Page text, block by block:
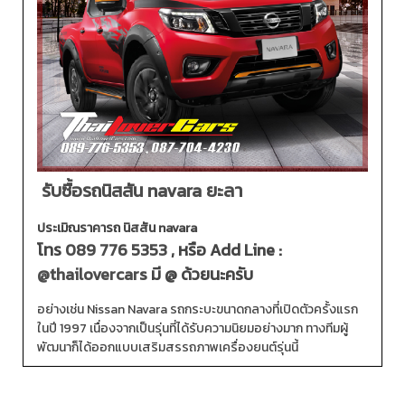
รับซื้อรถนิสสัน navara ยะลา
ประเมิณราคารถ นิสสัน navara
โทร089 776 5353, หรือ Add Line :
@thailovercarsมี @ ด้วยนะครับ
อย่างเช่น Nissan Navara รถกระบะขนาดกลางที่เปิดตัวครั้งแรก
ในปี 1997 เนื่องจากเป็นรุ่นที่ได้รับความนิยมอย่างมาก ทางทีมผู้
พัฒนาก็ได้ออกแบบเสริมสรรถภาพเครื่องยนต์รุ่นนี้